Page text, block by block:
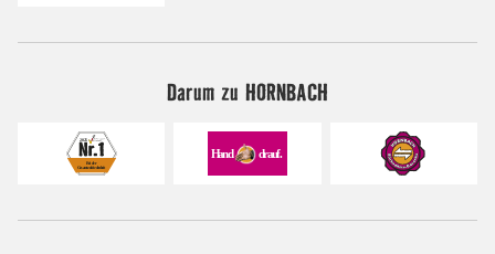
Darum zu HORNBACH